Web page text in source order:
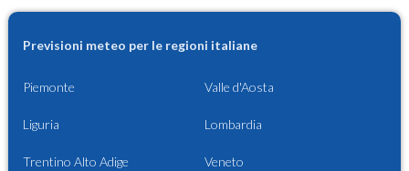
Previsioni meteo per le regioni italiane
Piemonte Valle d'Aosta
Liguria Lombardia
Trentino Alto Adige Veneto